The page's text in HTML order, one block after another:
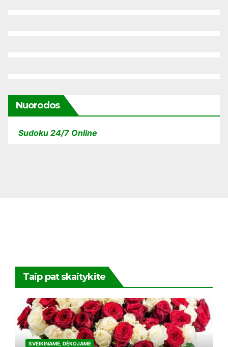
Nuorodos
Sudoku 24/7 Online
Taip pat skaitykite
SVEIKINAME, DĖKOJAME